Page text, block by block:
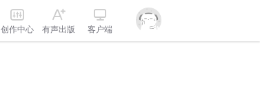
创作中心 有声出版 客户端